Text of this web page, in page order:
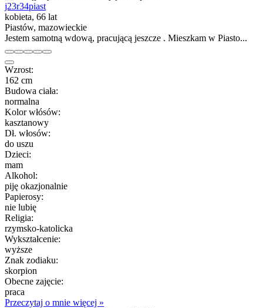
j23r34piast
kobieta, 66 lat
Piastów, mazowieckie
Jestem samotną wdową, pracującą jeszcze . Mieszkam w Piasto...
Wzrost:
162 cm
Budowa ciała:
normalna
Kolor włósów:
kasztanowy
Dł. włosów:
do uszu
Dzieci:
mam
Alkohol:
piję okazjonalnie
Papierosy:
nie lubię
Religia:
rzymsko-katolicka
Wykształcenie:
wyższe
Znak zodiaku:
skorpion
Obecne zajęcie:
praca
Przeczytaj o mnie więcej »